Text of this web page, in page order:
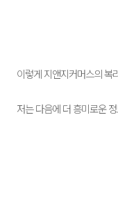
이렇게 지앤지커머스의 복
저는 다음에 더 흥미로운